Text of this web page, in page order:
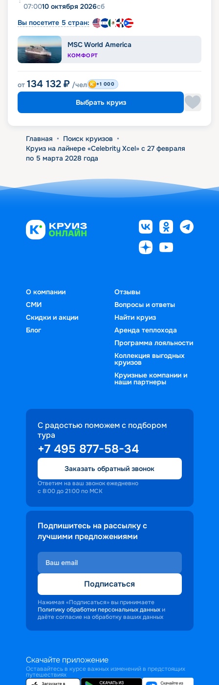
07:0010 октября 2026сб
Вы посетите 5 стран:
MSC World America
КОМФОРТ
от 134 132 ₽ /чел +1 000
Выбрать круиз
Главная • Поиск круизов •
Круиз на лайнере «Celebrity Xcel» с 27 февраля
по 5 марта 2028 года
О компании
СМИ
Скидки и акции
Блог
Отзывы
Вопросы и ответы
Найти круиз
Аренда теплохода
Программа лояльности
Коллекция выгодных
круизов
Круизные компании и
наши партнеры
С радостью поможем с подбором
тура
+7 495 877-58-34
Заказать обратный звонок
Ответим на ваш звонок ежедневно
с 8:00 до 21:00 по МСК
Подпишитесь на рассылку с
лучшими предложениями
Подписаться
Нажимая «Подписаться» вы принимаете
Политику обработки персональных данных и
даёте согласие на обработку ваших данных
Скачайте приложение
Оставайтесь в курсе важных изменений в предстоящих
путешествиях